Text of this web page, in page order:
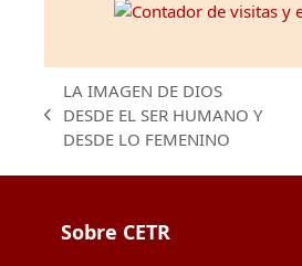
previous
post:
LA IMAGEN DE DIOS
DESDE EL SER HUMANO Y
DESDE LO FEMENINO
Sobre CETR